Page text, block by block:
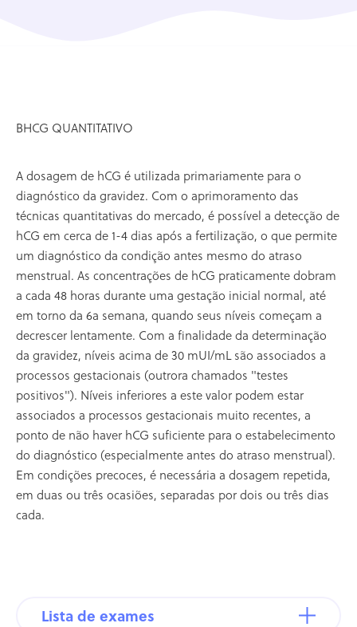
BHCG QUANTITATIVO
A dosagem de hCG é utilizada primariamente para o
diagnóstico da gravidez. Com o aprimoramento das
técnicas quantitativas do mercado, é possível a detecção de
hCG em cerca de 1-4 dias após a fertilização, o que permite
um diagnóstico da condição antes mesmo do atraso
menstrual. As concentrações de hCG praticamente dobram
a cada 48 horas durante uma gestação inicial normal, até
em torno da 6a semana, quando seus níveis começam a
decrescer lentamente. Com a finalidade da determinação
da gravidez, níveis acima de 30 mUI/mL são associados a
processos gestacionais (outrora chamados "testes
positivos"). Níveis inferiores a este valor podem estar
associados a processos gestacionais muito recentes, a
ponto de não haver hCG suficiente para o estabelecimento
do diagnóstico (especialmente antes do atraso menstrual).
Em condições precoces, é necessária a dosagem repetida,
em duas ou três ocasiões, separadas por dois ou três dias
cada.
Lista de exames